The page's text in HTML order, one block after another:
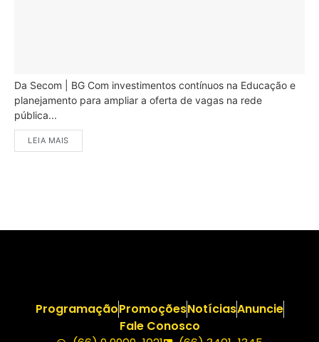
Da Secom | BG Com investimentos contínuos na Educação e
planejamento para ampliar a oferta de vagas na rede
pública...
LEIA MAIS
ProgramaçãoPromoçõesNotíciasAnuncie
Fale Conosco